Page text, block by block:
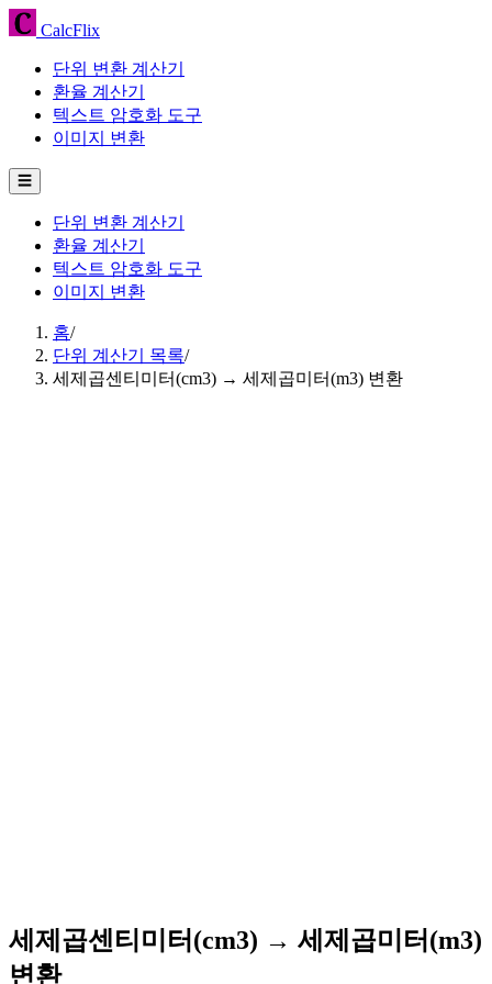
CalcFlix
단위 변환 계산기
환율 계산기
텍스트 암호화 도구
이미지 변환
☰
단위 변환 계산기
환율 계산기
텍스트 암호화 도구
이미지 변환
홈/
단위 계산기 목록/
세제곱센티미터(cm3) → 세제곱미터(m3) 변환
세제곱센티미터(cm3) → 세제곱미터(m3)
변환